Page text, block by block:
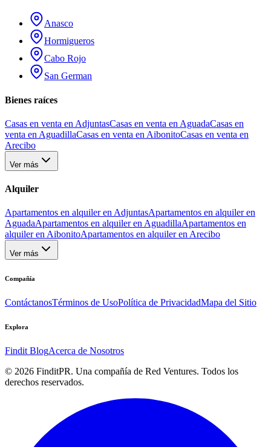
Anasco
Hormigueros
Cabo Rojo
San German
Bienes raíces
Casas en venta en AdjuntasCasas en venta en AguadaCasas en
venta en AguadillaCasas en venta en AibonitoCasas en venta en
Arecibo
Ver más
Alquiler
Apartamentos en alquiler en AdjuntasApartamentos en alquiler en
AguadaApartamentos en alquiler en AguadillaApartamentos en
alquiler en AibonitoApartamentos en alquiler en Arecibo
Ver más
Compañía
ContáctanosTérminos de UsoPolítica de PrivacidadMapa del Sitio
Explora
Findit BlogAcerca de Nosotros
© 2026 FinditPR. Una compañía de Red Ventures. Todos los
derechos reservados.